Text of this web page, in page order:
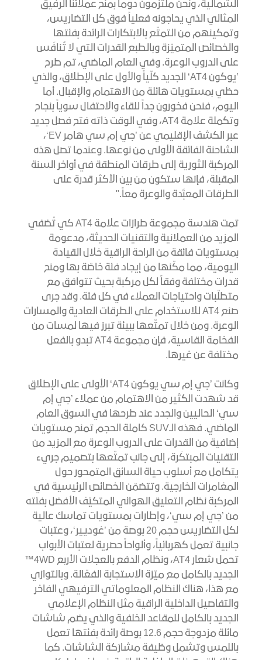
الشمالية، ونحن ملتزمون دوماً بمنح عملائنا الرفيق
المثالي الذي يحاجونه فعلياً فوق كل التضاريس،
وتمكينهم من التمتّع بالابتكارات الرائدة بفئتها
والخصائص المتميّزة وبالطبع القدرات التي لا تُنافَس
على الدروب الوعرة. وفي العام الماضي، تم طرح
’يوكون AT4‘ الجديد كلّياً والأول على الإطلاق، والذي
حظي بمستويات هائلة من الاهتمام والإقبال. أما
اليوم، فنحن فخورون جداً للقاء والاحتفال سوياً بنجاح
وتكملة علامة AT4، وفي الوقت ذاته فتح فصل جديد
عبر الكشف الإقليمي عن ’جي إم سي هامر EV‘،
الشاحنة الفائقة الأولى من نوعها. وعندما تصل هذه
المركبة الثورية إلى طرقات المنطقة في أواخر السنة
المقبلة، فإنها ستكون من بين الأكثر قدرة على
الطرقات المعبَّدة والوعرة معاً."
تمت هندسة مجموعة طرازات علامة AT4 كي تُضفي
المزيد من العملانية والتقنيات الحديثة، مدعومة
بمستويات فائقة من الراحة الراقية خلال القيادة
اليومية، مما مكّنها من إيجاد فئة خاصّة بها ومنح
قدرات مختلفة وفقاً لكل مركبة بحيث تتوافق مع
متطلّبات واحتياجات العملاء في كل فئة. وقد جرى
صنع AT4 للاستخدام على الطرقات العادية والمسارات
الوعرة. ومن خلال تمتّعها ببيئة تبرز فيها لمسات من
الفخامة القاسية، فإن مجموعة AT4 تبدو بالفعل
مختلفة عن غيرها.
وكانت ’جي إم سي يوكون AT4‘ الأولى على الإطلاق
قد شهدت الكثير من الاهتمام من عملاء ’جي إم
سي‘ الحاليين والجدد عند طرحها في السوق العام
الماضي. فهذه الـSUV كاملة الحجم تمنح مستويات
إضافية من القدرات على الدروب الوعرة مع المزيد من
التقنيات المبتكَرة، إلى جانب تمتّعها بتصميم جريء
يتكامل مع أسلوب حياة السائق المتمحور حول
المغامرات الخارجية. وتتضمّن الخصائص الرئيسية في
المركبة نظام التعليق الهوائي المتكيّف الأفضل بفئته
من ’جي إم سي‘، وإطارات بمستويات تماسك عالية
لكل التضاريس حجم 20 بوصة من ’غوديير‘، وعتبات
جانبية تعمل كهربائياً، وألواحاً حصرية لعتبات الأبواب
تحمل شعار AT4، ونظام الدفع بالعجلات الأربع 4WD™
الجديد بالكامل مع ميّزة الاستجابة الفعّالة. وبالتوازي
مع هذا، هناك النظام المعلوماتي الترفيهي الفاخر
والتفاصيل الداخلية الراقية مثل النظام الإعلامي
الجديد بالكامل للمقاعد الخلفية والذي يضم شاشات
مائلة مزدوجة حجم 12.6 بوصة رائدة بفئتها تعمل
باللمس وتشمل وظيفة مشارَكة الشاشات. كما